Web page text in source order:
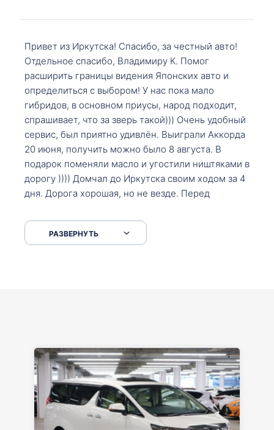
Привет из Иркутска! Спасибо, за честный авто!
Отдельное спасибо, Владимиру К. Помог
расширить границы видения Японских авто и
определиться с выбором! У нас пока мало
гибридов, в основном приусы, народ подходит,
спрашивает, что за зверь такой))) Очень удобный
сервис, был приятно удивлён. Выиграли Аккорда
20 июня, получить можно было 8 августа. В
подарок поменяли масло и угостили ништяками в
дорогу )))) Домчал до Иркутска своим ходом за 4
дня. Дорога хорошая, но не везде. Перед
серпантинах по пути следования.
РАЗВЕРНУТЬ